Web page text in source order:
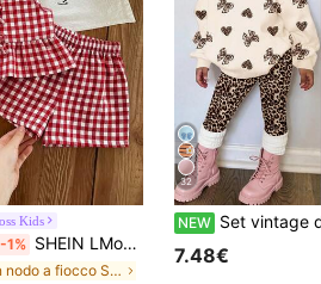
Kids
-1% SHEIN LMoss Kids Set carino per bambina con top a quadri con fiocco decorativo e orlo arricciato e pantaloncini, per bambina
in nodo a fiocco Set per bambine
32
NEW Set vintage dolce con stampa leopardata, fiocco e stampa a cuore, felpa girocollo ampia e casual minimalista per bambina, pantaloni lunghi con vita elastica,
7.48€